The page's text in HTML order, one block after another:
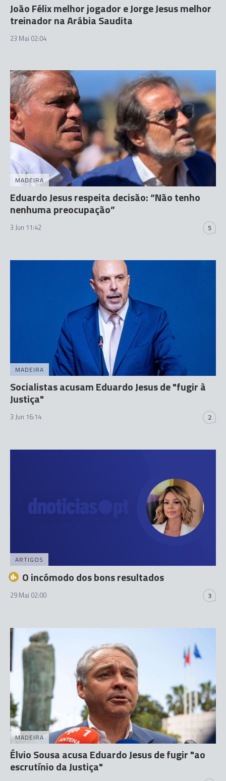
João Félix melhor jogador e Jorge Jesus melhor
treinador na Arábia Saudita
23 Mai 02:04
MADEIRA
Eduardo Jesus respeita decisão: “Não tenho
nenhuma preocupação”
3 Jun 11:42 5
MADEIRA
Socialistas acusam Eduardo Jesus de "fugir à
Justiça"
3 Jun 16:14 2
ARTIGOS
O incómodo dos bons resultados
29 Mai 02:00 3
MADEIRA
Élvio Sousa acusa Eduardo Jesus de fugir "ao
escrutínio da Justiça"